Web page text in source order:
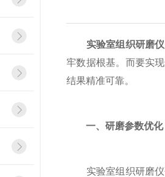
实验室组织研磨仪
牢数据根基。而要实
结果精准可靠。
一、研磨参数优
实验室组织研磨仪